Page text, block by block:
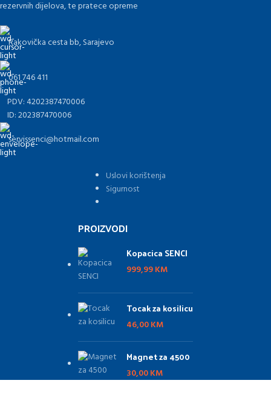
rezervnih dijelova, te pratece opreme
Rakovička cesta bb, Sarajevo
061 746 411
PDV: 4202387470006
ID: 202387470006
servissenci@hotmail.com
Uslovi korištenja
Sigurnost
PROIZVODI
Kopacica SENCI
999,99KM
Tocak za kosilicu
46,00KM
Magnet za 4500
30,00KM